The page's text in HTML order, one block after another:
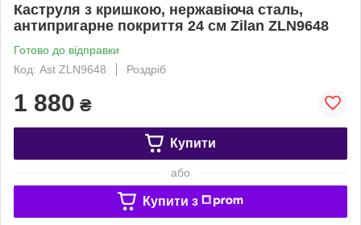
Каструля з кришкою, нержавіюча сталь,
антипригарне покриття 24 см Zilan ZLN9648
Готово до відправки
Код: Ast ZLN9648
Роздріб
1 880 ₴
Купити
або
Купити з